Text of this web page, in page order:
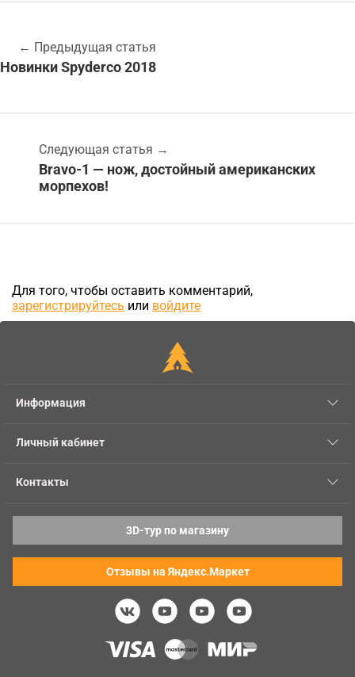
← Предыдущая статья
Новинки Spyderco 2018
Следующая статья →
Bravo-1 — нож, достойный американских
морпехов!
Для того, чтобы оставить комментарий,
зарегистрируйтесь или войдите
Информация
Личный кабинет
Контакты
3D-тур по магазину
Отзывы на Яндекс.Маркет